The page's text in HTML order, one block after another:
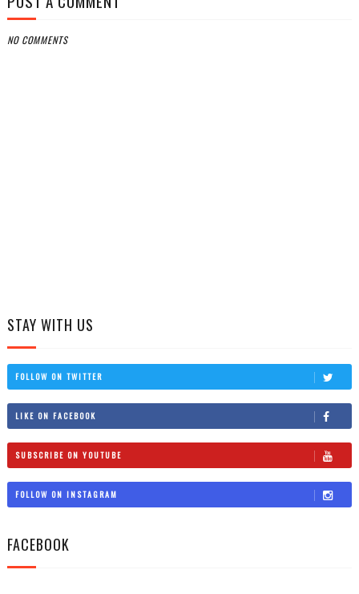
NO COMMENTS
STAY WITH US
FOLLOW ON TWITTER
LIKE ON FACEBOOK
SUBSCRIBE ON YOUTUBE
FOLLOW ON INSTAGRAM
FACEBOOK